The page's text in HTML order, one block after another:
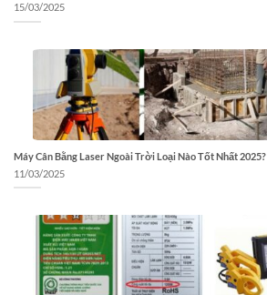
15/03/2025
Máy Cân Bằng Laser Ngoài Trời Loại Nào Tốt Nhất 2025?
11/03/2025